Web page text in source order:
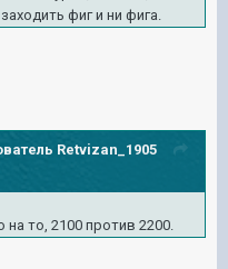
фиг и ни фига.
Retvizan_1905
то, 2100 против 2200.